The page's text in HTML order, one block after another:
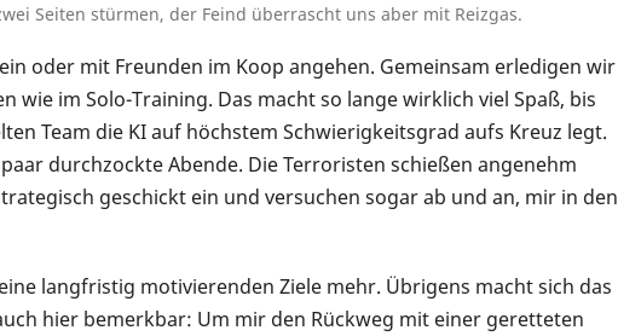
Seiten stürmen, der Feind überrascht uns aber mit Reizgas.
oder mit Freunden im Koop angehen. Gemeinsam erledigen wir
wie im Solo-Training. Das macht so lange wirklich viel Spaß, bis
Team die KI auf höchstem Schwierigkeitsgrad aufs Kreuz legt.
durchzockte Abende. Die Terroristen schießen angenehm
geschickt ein und versuchen sogar ab und an, mir in den
langfristig motivierenden Ziele mehr. Übrigens macht sich das
hier bemerkbar: Um mir den Rückweg mit einer geretteten